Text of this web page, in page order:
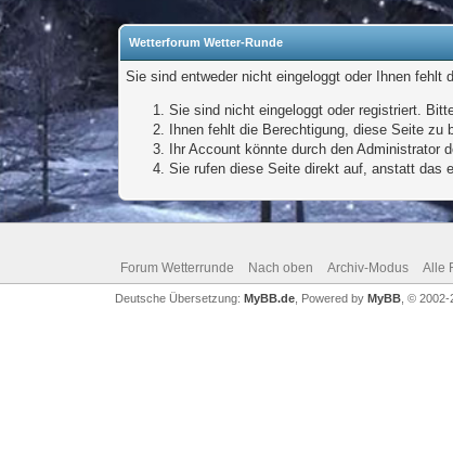
Wetterforum Wetter-Runde
Sie sind entweder nicht eingeloggt oder Ihnen fehlt
Sie sind nicht eingeloggt oder registriert.
Ihnen fehlt die Berechtigung, diese Seite
Ihr Account könnte durch den Administrator
Sie rufen diese Seite direkt auf, anstatt das
Forum Wetterrunde Nach oben Archiv-Modus Alle
Deutsche Übersetzung: MyBB.de, Powered by MyBB, © 2002-